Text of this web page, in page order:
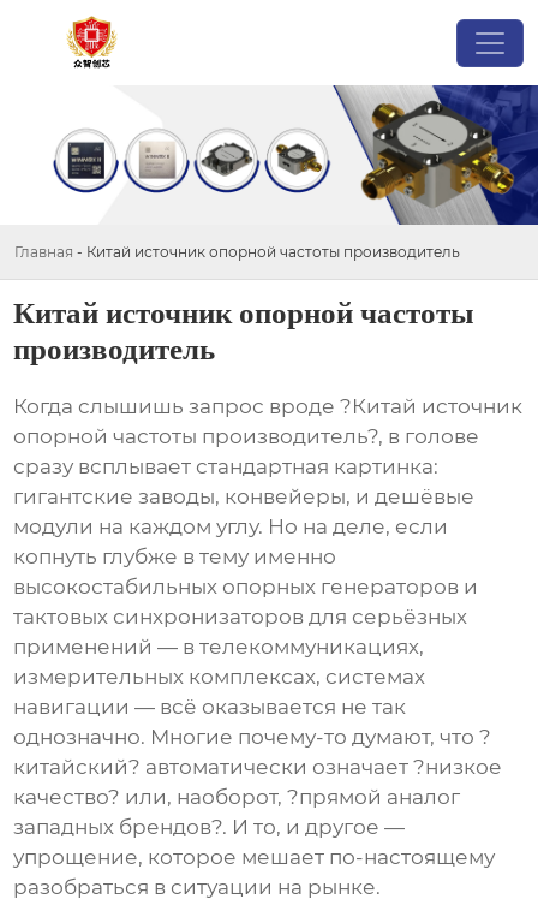
Главная - Китай источник опорной частоты производитель
Китай источник опорной частоты
производитель
Когда слышишь запрос вроде ?Китай источник
опорной частоты производитель?, в голове
сразу всплывает стандартная картинка:
гигантские заводы, конвейеры, и дешёвые
модули на каждом углу. Но на деле, если
копнуть глубже в тему именно
высокостабильных опорных генераторов и
тактовых синхронизаторов для серьёзных
применений — в телекоммуникациях,
измерительных комплексах, системах
навигации — всё оказывается не так
однозначно. Многие почему-то думают, что ?
китайский? автоматически означает ?низкое
качество? или, наоборот, ?прямой аналог
западных брендов?. И то, и другое —
упрощение, которое мешает по-настоящему
разобраться в ситуации на рынке.